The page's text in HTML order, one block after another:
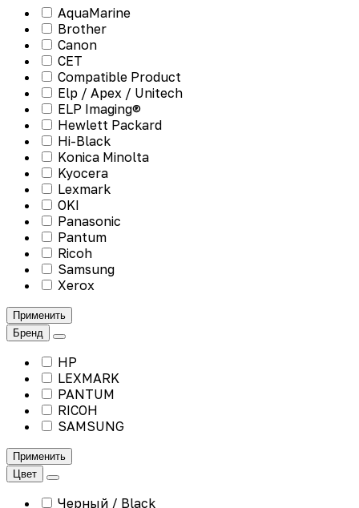
AquaMarine
Brother
Canon
CET
Compatible Product
Elp / Apex / Unitech
ELP Imaging®
Hewlett Packard
Hi-Black
Konica Minolta
Kyocera
Lexmark
OKI
Panasonic
Pantum
Ricoh
Samsung
Xerox
Применить
Бренд
HP
LEXMARK
PANTUM
RICOH
SAMSUNG
Применить
Цвет
Черный / Black